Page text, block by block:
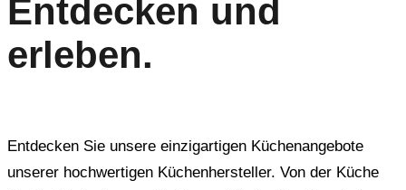
Entdecken und
erleben.
Entdecken Sie unsere einzigartigen Küchenangebote
unserer hochwertigen Küchenhersteller. Von der Küche